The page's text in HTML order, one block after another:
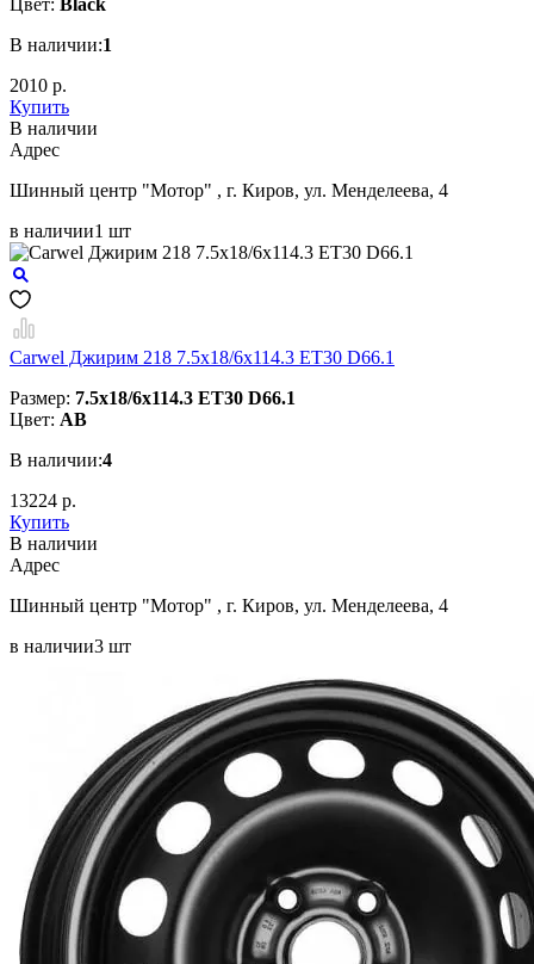
В наличии:1
2010 р.
Купить
В наличии
Aдрес
Шинный центр "Мотор" , г. Киров, ул. Менделеева, 4
в наличии1 шт
Carwel Джирим 218 7.5x18/6x114.3 ET30 D66.1
Размер: 7.5x18/6x114.3 ET30 D66.1
Цвет: AB
В наличии:4
13224 р.
Купить
В наличии
Aдрес
Шинный центр "Мотор" , г. Киров, ул. Менделеева, 4
в наличии3 шт